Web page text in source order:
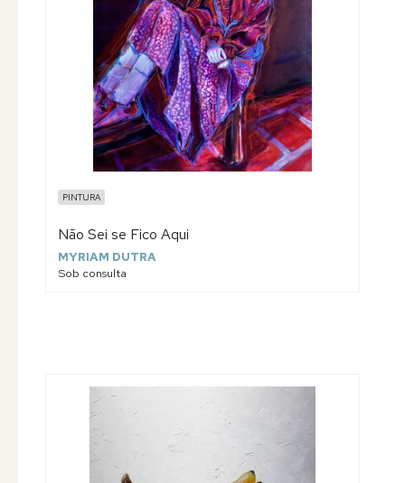
PINTURA
Não Sei se Fico Aqui
MYRIAM DUTRA
Sob consulta